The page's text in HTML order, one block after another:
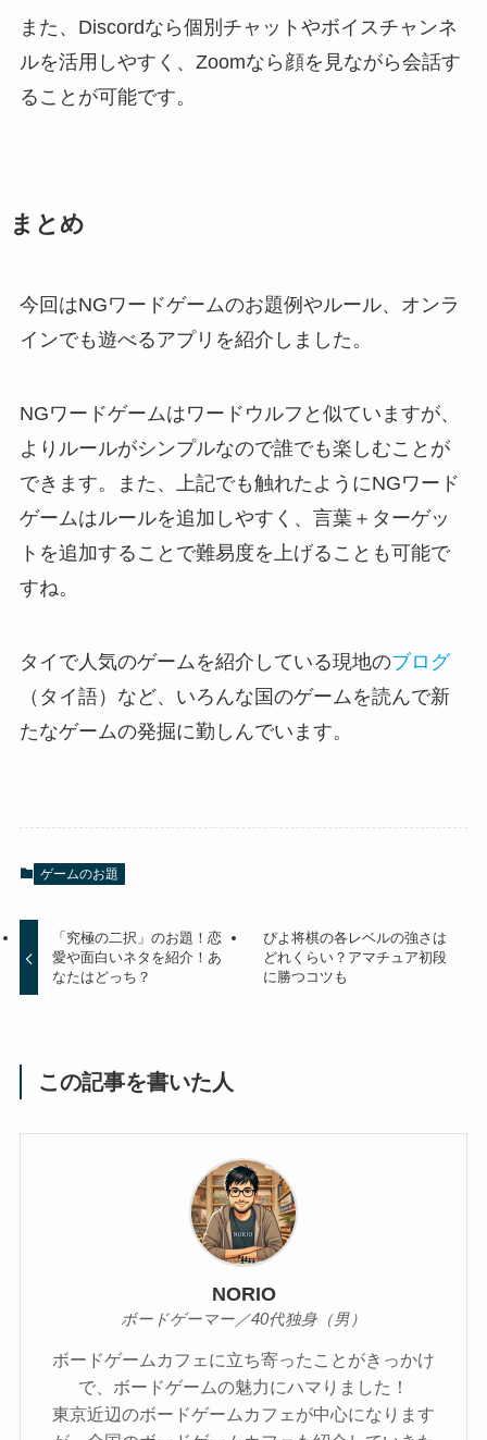
また、Discordなら個別チャットやボイスチャンネ
ルを活用しやすく、Zoomなら顔を見ながら会話す
ることが可能です。
まとめ
今回はNGワードゲームのお題例やルール、オンラ
インでも遊べるアプリを紹介しました。
NGワードゲームはワードウルフと似ていますが、
よりルールがシンプルなので誰でも楽しむことが
できます。また、上記でも触れたようにNGワード
ゲームはルールを追加しやすく、言葉＋ターゲッ
トを追加することで難易度を上げることも可能で
すね。
タイで人気のゲームを紹介している現地のブログ
（タイ語）など、いろんな国のゲームを読んで新
たなゲームの発掘に勤しんでいます。
ゲームのお題
「究極の二択」のお題！恋
愛や面白いネタを紹介！あ
なたはどっち？
ぴよ将棋の各レベルの強さは
どれくらい？アマチュア初段
に勝つコツも
この記事を書いた人
NORIO
ボードゲーマー／40代独身（男）
ボードゲームカフェに立ち寄ったことがきっかけ
で、ボードゲームの魅力にハマりました！
東京近辺のボードゲームカフェが中心になります